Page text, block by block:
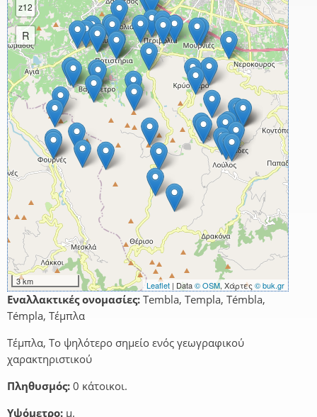
z12
R
3 km Leaflet | Data© OSM, Χάρτες © buk.gr
Εναλλακτικές ονομασίες: Tembla, Templa, Témbla,
Témpla, Τέμπλα
Τέμπλα, Το ψηλότερο σημείο ενός γεωγραφικού
χαρακτηριστικού
Πληθυσμός: 0 κάτοικοι.
Υψόμετρο: μ.